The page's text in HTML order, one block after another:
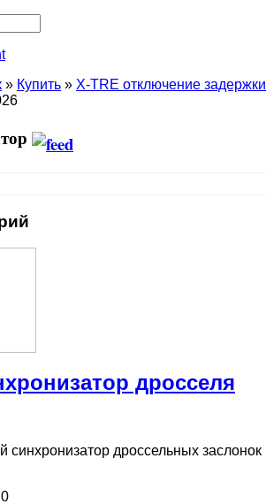
» Купить » X-TRE отключение задержки
дросселя
синхронизатор дроссельных заслонок